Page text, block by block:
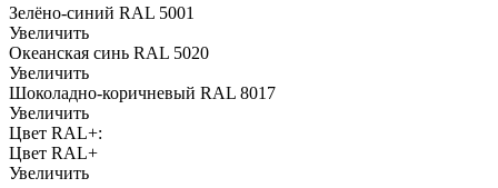
Зелёно-синий RAL 5001
Увеличить
Океанская синь RAL 5020
Увеличить
Шоколадно-коричневый RAL 8017
Увеличить
Цвет RAL+:
Цвет RAL+
Увеличить